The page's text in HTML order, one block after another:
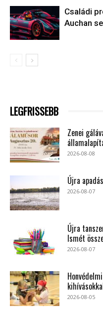
Családi
Auchan
LEGFRISSEBB
Zenei
2026-08-08
Újra
2026-08-07
Újra
Ismét
2026-08-07
2026-08-05